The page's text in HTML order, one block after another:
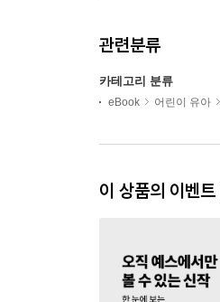
관련분류
카테고리 분류
eBook 어린이 유아
이 상품의 이벤트